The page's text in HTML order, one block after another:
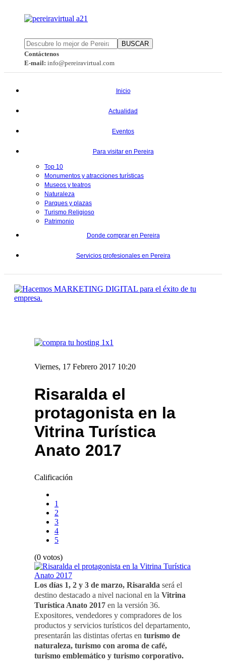
BUSCAR
Contáctenos
E-mail: info@pereiravirtual.com
Inicio
Actualidad
Eventos
Para visitar en Pereira
Top 10
Monumentos y atracciones turísticas
Museos y teatros
Naturaleza
Parques y plazas
Turismo Religioso
Patrimonio
Donde comprar en Pereira
Servicios profesionales en Pereira
Viernes, 17 Febrero 2017 10:20
Risaralda el
protagonista en la
Vitrina Turística
Anato 2017
Calificación
1
2
3
4
5
(0 votos)
Los días 1, 2 y 3 de marzo, Risaralda será el
destino destacado a nivel nacional en la Vitrina
Turística Anato 2017 en la versión 36.
Expositores, vendedores y compradores de los
productos y servicios turísticos del departamento,
presentarán las distintas ofertas en turismo de
naturaleza, turismo con aroma de café,
turismo emblemático y turismo corporativo.